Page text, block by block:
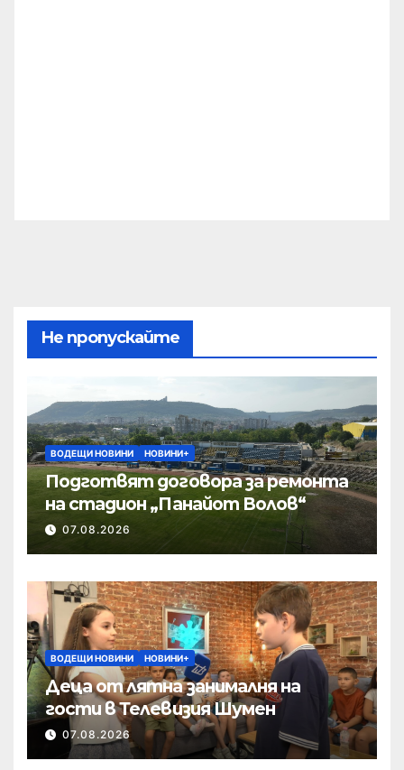
Не пропускайте
ВОДЕЩИ НОВИНИ НОВИНИ+
Подготвят договора за ремонта
на стадион „Панайот Волов“
07.08.2026
ВОДЕЩИ НОВИНИ НОВИНИ+
Деца от лятна занималня на
гости в Телевизия Шумен
07.08.2026